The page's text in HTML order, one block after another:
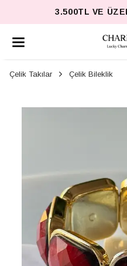
3.500TL VE
Çelik Takılar Çelik Bileklik